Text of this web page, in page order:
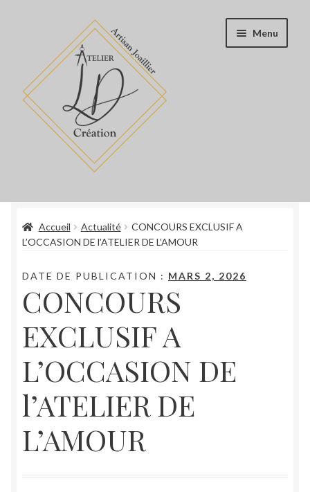
navigation
contenu
Menu
Boutique
Book
À propos
Tarifs
Contact
Accueil Actualité
CONCOURS EXCLUSIF A
L’OCCASION DE l’ATELIER DE L’AMOUR
DATE DE PUBLICATION : MARS 2, 2026
CONCOURS
EXCLUSIF A
L’OCCASION DE
l’ATELIER DE
L’AMOUR